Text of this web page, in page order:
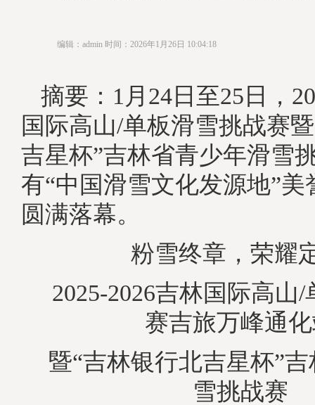
编辑：admin 时间：2026年1月26日 10:04:18
摘要：1月24日至25日，
国际高山/单板滑雪挑战赛
吉星杯”吉林省青少年滑雪
有“中国滑雪文化发源地”
圆满落幕。
粉雪终章，荣耀
2025-2026吉林国际高山
赛吉旅万峰通
暨“吉林银行北吉星杯”
雪挑战赛